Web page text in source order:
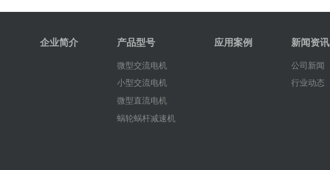
企业简介 产品型号
微型交流电机
小型交流电机
微型直流电机
蜗轮蜗杆减速机
应用案例 新闻资讯
公司新闻
行业动态